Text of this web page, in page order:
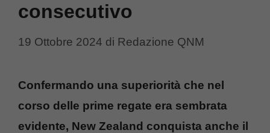
consecutivo
19 Ottobre 2024 di Redazione QNM
Confermando una superiorità che nel
corso delle prime regate era sembrata
evidente, New Zealand conquista anche il